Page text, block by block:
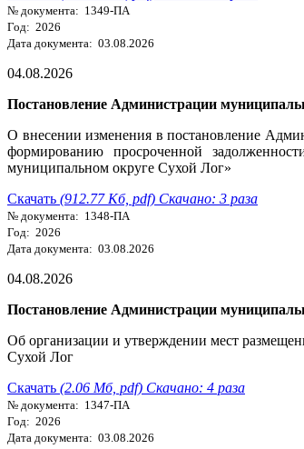
№ документа: 1349-ПА
Год: 2026
Дата документа: 03.08.2026
04.08.2026
Постановление Администрации
О внесении изменения в постановление
формированию просроченной
муниципальном округе Сухой Лог»
Скачать (912.77 Кб, pdf) Скачано: 3 раза
№ документа: 1348-ПА
Год: 2026
Дата документа: 03.08.2026
04.08.2026
Постановление Администрации
Об организации и утверждении мест
Сухой Лог
Скачать (2.06 Мб, pdf) Скачано: 4 раза
№ документа: 1347-ПА
Год: 2026
Дата документа: 03.08.2026